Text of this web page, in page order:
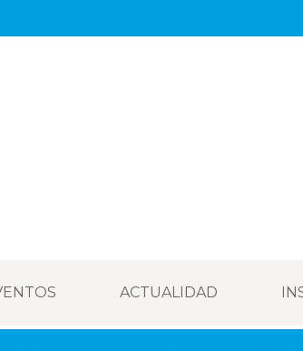
ACTUALIDAD